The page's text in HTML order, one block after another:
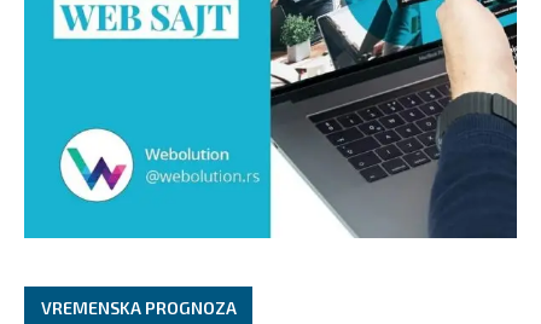
VREMENSKA PROGNOZA